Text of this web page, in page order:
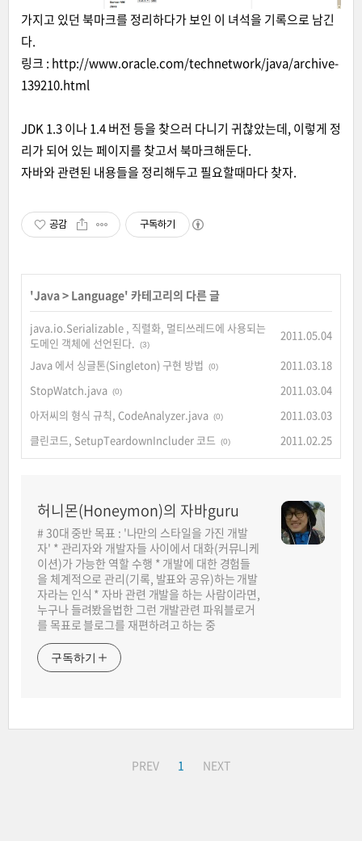
가지고 있던 북마크를 정리하다가 보인 이 녀석을 기록으로 남긴
다.
링크 : http://www.oracle.com/technetwork/java/archive-
139210.html
JDK 1.3 이나 1.4 버전 등을 찾으러 다니기 귀찮았는데, 이렇게 정
리가 되어 있는 페이지를 찾고서 북마크해둔다.
자바와 관련된 내용들을 정리해두고 필요할때마다 찾자.
공감 구독하기
'Java> Language' 카테고리의 다른 글
java.io.Serializable , 직렬화, 멀티쓰레드에 사용되는
도메인 객체에 선언된다.
(3)
2011.05.04
Java 에서 싱글톤(Singleton) 구현 방법
(0)
2011.03.18
StopWatch.java (0)
2011.03.04
아저씨의 형식 규칙, CodeAnalyzer.java (0)
2011.03.03
클린코드, SetupTeardownIncluder 코드
(0) 2011.02.25
허니몬(Honeymon)의 자바guru
# 30대 중반 목표 : '나만의 스타일을 가진 개발
자' * 관리자와 개발자들 사이에서 대화(커뮤니케
이션)가 가능한 역할 수행 * 개발에 대한 경험들
을 체계적으로 관리(기록, 발표와 공유)하는 개발
자라는 인식 * 자바 관련 개발을 하는 사람이라면,
누구나 들려봤을법한 그런 개발관련 파워블로거
를 목표로 블로그를 재편하려고 하는 중
구독하기
PREV 1 NEXT